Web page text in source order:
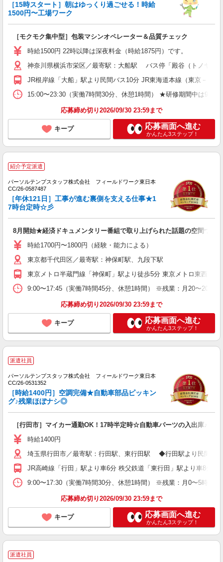
［15時スタート］朝はゆっくり過ごせる！時給
1500円〜工場ワーク
［モクモク集中型］包装マシンオペレーター＆品質チェック
時給1500円 22時以降は深夜料金（時給1875円）です。
神奈川県横浜市栄区／最寄駅：大船駅 バス停「殿谷（トノヤ
JR根岸線「大船」駅より民間バス10分 JR東海道本線（東京－熱
15:00〜23:30（実働7時間30分、休憩1時間） ★研修期間中は
応募締め切り2026/09/30 23:59まで
キープ 応募画面へ進む
かんたん3ステップ！
紹介予定派遣
パーソルテンプスタッフ株式会社 フィールドワーク東日本
CC/26-0587487
［年休121日］工事が進む裏側を支える仕事★1
7時台定時☆彡
8月開始★経済ドキュメンタリー番組で取り上げられた話題の空間づく
時給1700円〜1800円（経験・能力による）
東京都千代田区／最寄駅：神保町駅、九段下駅
東京メトロ半蔵門線「神保町」駅より徒歩5分 東京メトロ東西線
9:00〜17:45（実働7時間45分、休憩1時間） ※残業：月20〜20時
応募締め切り2026/09/30 23:59まで
キープ 応募画面へ進む
かんたん3ステップ！
派遣社員
パーソルテンプスタッフ株式会社 フィールドワーク東日本
CC/26-0531352
［時給1400円］空調完備★自動車部品ピッキン
グ♪残業ほぼナシ◎
［行田市］マイカー通勤OK！17時半定時☆自動車パーツの入出庫♪
時給1400円
埼玉県行田市／最寄駅：行田駅、東行田駅 ◆行田駅より民間
JR高崎線「行田」駅より車6分 秩父鉄道「東行田」駅より車8分
9:00〜17:30（実働7時間30分、休憩1時間） ※残業：月0〜5時間
応募締め切り2026/09/30 23:59まで
キープ 応募画面へ進む
かんたん3ステップ！
派遣社員